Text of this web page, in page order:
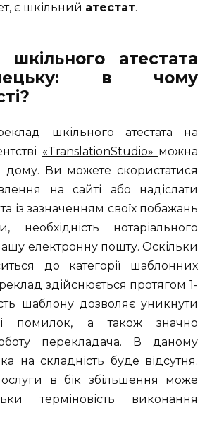
є шкільний атестат.
атестата
в чому
шкільного атестата на
«TranslationStudio» можна
Ви можете скористатися
на сайті або надіслати
із зазначенням своїх побажань
необхідність нотаріального
електронну пошту. Оскільки
до категорії шаблонних
здійснюється протягом 1-
шаблону дозволяє уникнути
і помилок, а також значно
перекладача. В даному
на складність буде відсутня.
в бік збільшення може
терміновість виконання